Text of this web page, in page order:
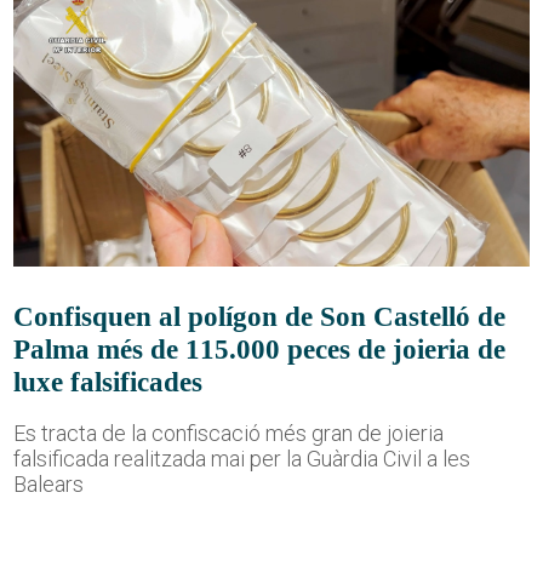
Confisquen al polígon de Son Castelló de
Palma més de 115.000 peces de joieria de
luxe falsificades
Es tracta de la confiscació més gran de joieria
falsificada realitzada mai per la Guàrdia Civil a les
Balears